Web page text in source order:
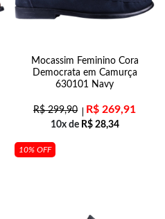
Mocassim Feminino Cora
Democrata em Camurça
630101 Navy
R$299,90 R$ 269,91
10x de R$28,34
10% OFF